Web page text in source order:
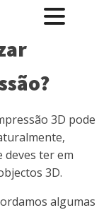
3D pode
deves ter em
3D.
algumas